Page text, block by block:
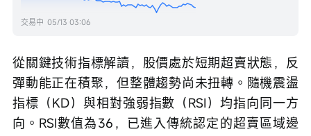
交易中 05/13 03:06
從關鍵技術指標解讀，股價處於短期超賣狀態，反
彈動能正在積聚，但整體趨勢尚未扭轉。隨機震盪
指標（KD）與相對強弱指數（RSI）均指向同一方
向。RSI數值為36，已進入傳統認定的超賣區域邊